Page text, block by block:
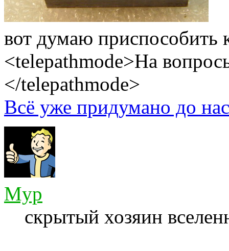
вот думаю приспособить
<telepathmode>На
</telepathmode>
Всё уже придумано до
Myp
скрытый хозяин